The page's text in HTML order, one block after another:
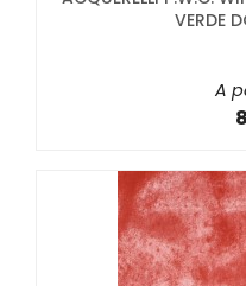
VERDE
A